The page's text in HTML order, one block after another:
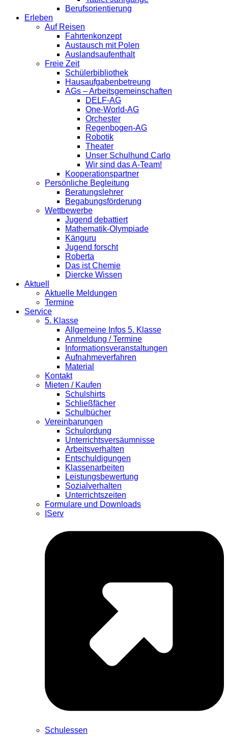
Berufsorientierung
Erleben
Auf Reisen
Fahrtenkonzept
Austausch mit Polen
Auslandsaufenthalt
Freie Zeit
Schülerbibliothek
Hausaufgabenbetreung
AGs – Arbeitsgemeinschaften
DELF-AG
One-World-AG
Orchester
Regenbogen-AG
Robotik
Theater
Unser Schulhund Carlo
Wir sind das A-Team!
Kooperationspartner
Persönliche Begleitung
Beratungslehrer
Begabungsförderung
Wettbewerbe
Jugend debattiert
Mathematik-Olympiade
Känguru
Jugend forscht
Roberta
Das ist Chemie
Diercke Wissen
Aktuell
Aktuelle Meldungen
Termine
Service
5. Klasse
Allgemeine Infos 5. Klasse
Anmeldung / Termine
Informationsveranstaltungen
Aufnahmeverfahren
Material
Kontakt
Mieten / Kaufen
Schulshirts
Schließfächer
Schulbücher
Vereinbarungen
Schulordung
Unterrichtsversäumnisse
Arbeitsverhalten
Entschuldigungen
Klassenarbeiten
Leistungsbewertung
Sozialverhalten
Unterrichtszeiten
Formulare und Downloads
IServ
Schulessen